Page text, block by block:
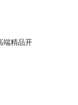
端精品开